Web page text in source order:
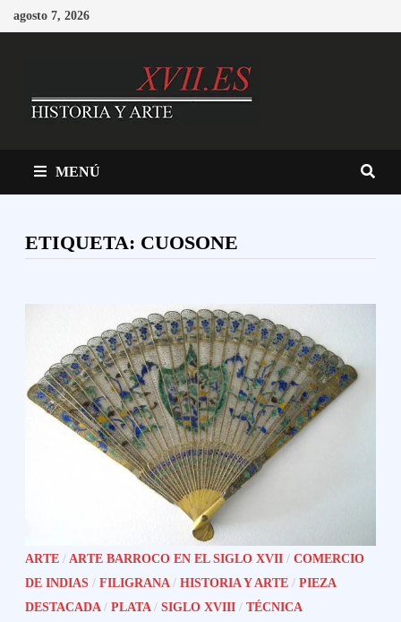
Saltar
al
agosto 7, 2026
MENÚ
ETIQUETA: CUOSONE
ARTE / ARTE BARROCO EN EL SIGLO XVII /COMERCIO
DE INDIAS /FILIGRANA /HISTORIA Y ARTE /PIEZA
DESTACADA /PLATA /SIGLO XVIII /TÉCNICA